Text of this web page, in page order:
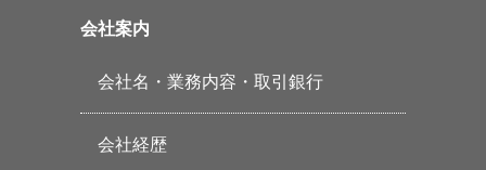
会社案内
会社名・業務内容・取引銀行
会社経歴